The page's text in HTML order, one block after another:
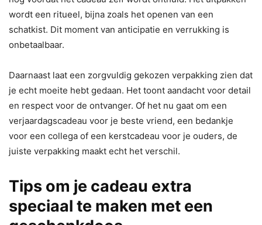
wordt een ritueel, bijna zoals het openen van een
schatkist. Dit moment van anticipatie en verrukking is
onbetaalbaar.
Daarnaast laat een zorgvuldig gekozen verpakking zien dat
je echt moeite hebt gedaan. Het toont aandacht voor detail
en respect voor de ontvanger. Of het nu gaat om een
verjaardagscadeau voor je beste vriend, een bedankje
voor een collega of een kerstcadeau voor je ouders, de
juiste verpakking maakt echt het verschil.
Tips om je cadeau extra
speciaal te maken met een